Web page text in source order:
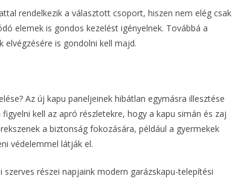
rendelkezik a választott csoport, hiszen nem elég csak
elemek is gondos kezelést igényelnek. Továbbá a
is gondolni kell majd.
Az új kapu paneljeinek hibátlan egymásra illesztése
kell az apró részletekre, hogy a kapu simán és zaj
a biztonság fokozására, például a gyermekek
védelemmel látják el.
részei napjaink modern garázskapu-telepítési